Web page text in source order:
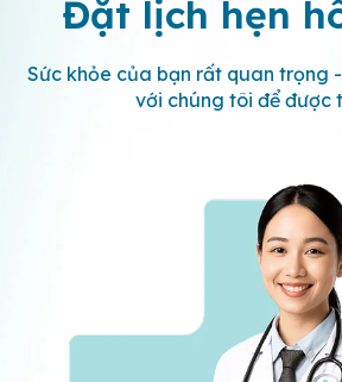
Đặt lịch hẹn
Sức khỏe của bạn rất quan trọng
với chúng tôi để được